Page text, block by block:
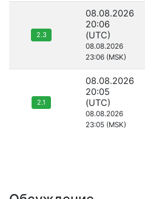
2.3
08.08.2026
20:06
(UTC)
08.08.2026
23:06 (MSK)
2.1
08.08.2026
20:05
(UTC)
08.08.2026
23:05 (MSK)